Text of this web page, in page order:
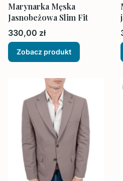
Marynarka Męska
Jasnobeżowa Slim Fit
Cena
330,00 zł
Zobacz produkt